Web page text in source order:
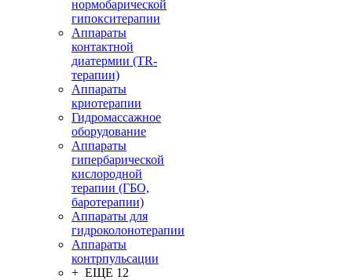
нормобарической
гипокситерапии
Аппараты
контактной
диатермии (TR-
терапии)
Аппараты
криотерапии
Гидромассажное
оборудование
Аппараты
гипербарической
кислородной
терапии (ГБО,
баротерапии)
Аппараты для
гидроколонотерапии
Аппараты
контрпульсации
+ ЕЩЕ 12